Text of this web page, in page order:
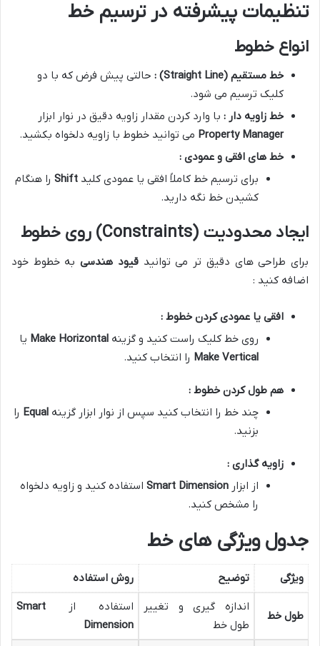
تنظیمات پیشرفته در ترسیم خط
انواع خطوط
خط مستقیم (Straight Line)
: حالتی پیش فرض که با دو
کلیک ترسیم می شود.
خط زاویه دار : با وارد کردن مقدار زاویه دقیق در نوار ابزار
Property Manager می توانید خطوط با زاویه دلخواه بکشید.
خط های افقی و عمودی :
برای ترسیم خط کاملاً افقی یا عمودی کلید Shift را هنگام
کشیدن خط نگه دارید.
ایجاد محدودیت (Constraints) روی خطوط
برای طراحی های دقیق تر می توانیدقیود هندسیبه خطوط خود
اضافه کنید :
افقی یا عمودی کردن خطوط :
روی خط کلیک راست کنید و گزینه Make Horizontal یا
Make Vertical را انتخاب کنید.
هم طول کردن خطوط :
چند خط را انتخاب کنید سپس از نوار ابزار گزینه Equal را
بزنید.
زاویه گذاری :
از ابزار Smart Dimension استفاده کنید و زاویه دلخواه
را مشخص کنید.
جدول ویژگی های خط
ویژگی توضیح روش استفاده
طول خط
اندازه گیری و تغییر
طول خط
استفاده از Smart
Dimension